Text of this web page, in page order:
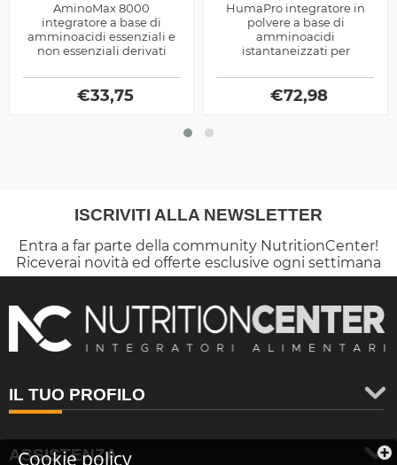
AminoMax 8000
integratore a base di
amminoacidi essenziali e
non essenziali derivati
latte e Caseine, prodotto
dalla Gaspari...
€33,75
HumaPro integratore in
polvere a base di
amminoacidi
istantaneizzati per
muscolare prodotti dalla
Alri
€72,98
ISCRIVITI ALLA NEWSLETTER
Entra a far parte della community NutritionCenter!
Riceverai novità ed offerte esclusive ogni settimana
IL TUO PROFILO
ASSISTENZA
Cookie policy